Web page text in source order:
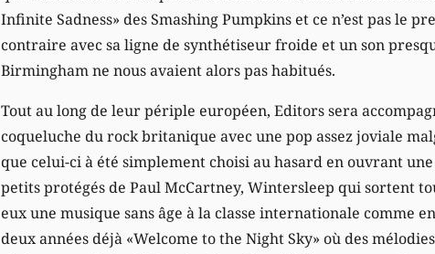
Infinite Sadness» des Smashing Pumpkins et ce n’est pas le
contraire avec sa ligne de synthétiseur froide et un son
Birmingham ne nous avaient alors pas habitués.
Tout au long de leur périple européen, Editors sera
coqueluche du rock britanique avec une pop assez joviale
que celui-ci à été simplement choisi au hasard en ouvrant
petits protégés de Paul McCartney, Wintersleep qui sortent
eux une musique sans âge à la classe internationale comme
deux années déjà «Welcome to the Night Sky» où des